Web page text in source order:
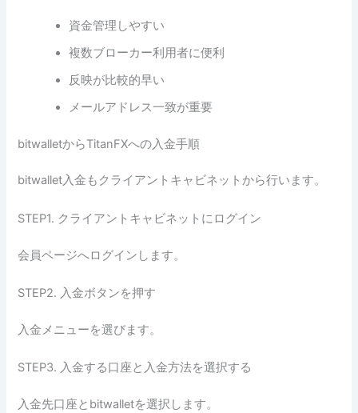
資金管理しやすい
複数ブローカー利用者に便利
反映が比較的早い
メールアドレス一致が重要
bitwalletからTitanFXへの入金手順
bitwallet入金もクライアントキャビネットから行います。
STEP1. クライアントキャビネットにログイン
会員ページへログインします。
STEP2. 入金ボタンを押す
入金メニューを選びます。
STEP3. 入金する口座と入金方法を選択する
入金先口座とbitwalletを選択します。